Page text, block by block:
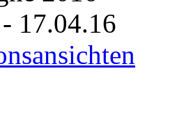
- 17.04.16